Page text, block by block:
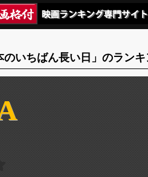
のいちばん長い日」のラン